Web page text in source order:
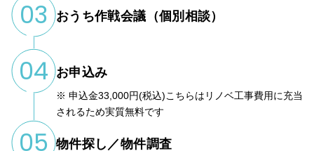
03 おうち作戦会議（個別相談）
04 お申込み
※ 申込金33,000円(税込)こちらはリノベ工事費用に充当
されるため実質無料です
05 物件探し／物件調査